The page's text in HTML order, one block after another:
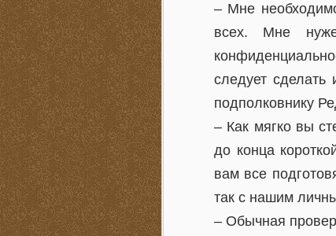
– Мне
всех. Мне
следует
подполковнику
– Как мягко вы
до конца
вам все
так с нашим
– Обычная